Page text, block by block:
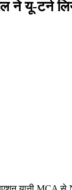
ने यू-टर्न